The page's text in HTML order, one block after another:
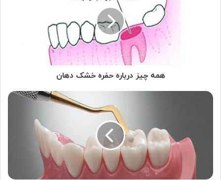
همه چیز درباره حفره خشک دهان
پر
کامپوزیت